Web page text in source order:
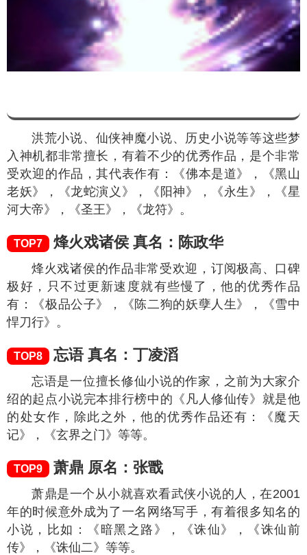
洪荒小说、仙侠神魔小说、历史小说等等这些梦
入神机都非常擅长，有着不少的优秀作品，是个非常
受欢迎的作品，其代表作有：《佛本是道》，《黑山
老妖》，《龙蛇演义》，《阳神》，《永生》，《星
河大帝》，《圣王》，《龙符》。
TOP7 烽火戏诸侯 真名：陈政华
烽火戏诸侯的作品非常受欢迎，订阅极高、口碑
极好，只不过更新速度就有些慢了，他的优秀作品
有：《极品公子》，《陈二狗的妖孽人生》，《雪中
悍刀行》。
TOP8 忘语 真名：丁凌滔
忘语是一位擅长修仙小说的作家，之前为大家介
绍的起点小说完本排行榜中的《凡人修仙传》就是他
的处女作，除此之外，他的优秀作品还有：《魔天
记》，《玄界之门》等等。
TOP9 萧鼎 原名：张戬
萧鼎是一个从小就喜欢看武侠小说的人，在2001
年的时候意外成为了一名网络写手，有着很多知名的
小说，比如：《暗黑之路》，《诛仙》，《诛仙前
传》，《诛仙二》等等。